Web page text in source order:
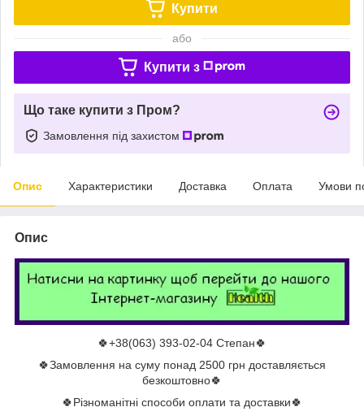
Купити
або
Купити з
Що таке купити з Пром?
Замовлення під захистом
Опис Характеристики Доставка Оплата Умови
Опис
🍀+38(063) 393-02-04 Степан🍀
🍀Замовлення на суму понад 2500 грн доставляється
безкоштовно🍀
🍀Різноманітні способи оплати та доставки🍀